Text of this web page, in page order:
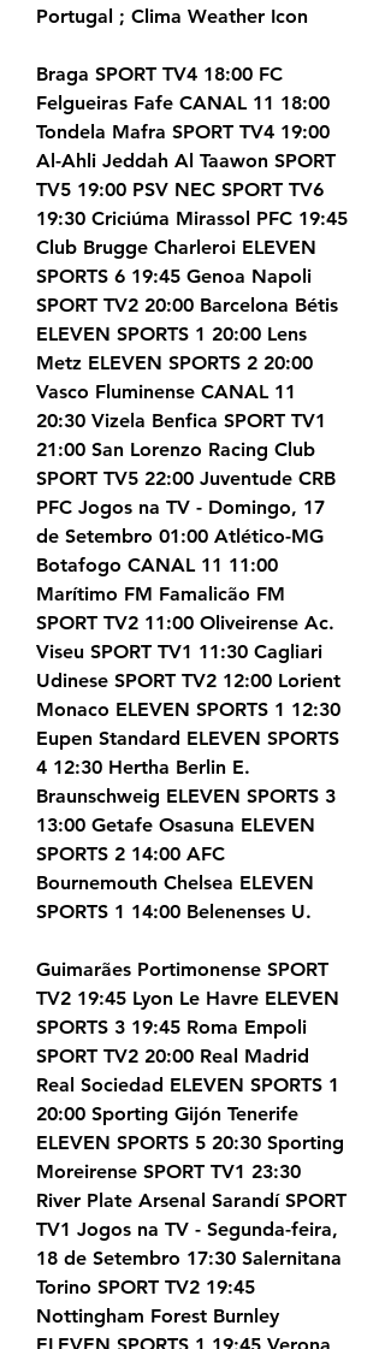
Portugal ; Clima Weather Icon
Braga SPORT TV4 18:00 FC
Felgueiras Fafe CANAL 11 18:00
Tondela Mafra SPORT TV4 19:00
Al-Ahli Jeddah Al Taawon SPORT
TV5 19:00 PSV NEC SPORT TV6
19:30 Criciúma Mirassol PFC 19:45
Club Brugge Charleroi ELEVEN
SPORTS 6 19:45 Genoa Napoli
SPORT TV2 20:00 Barcelona Bétis
ELEVEN SPORTS 1 20:00 Lens
Metz ELEVEN SPORTS 2 20:00
Vasco Fluminense CANAL 11
20:30 Vizela Benfica SPORT TV1
21:00 San Lorenzo Racing Club
SPORT TV5 22:00 Juventude CRB
PFC Jogos na TV - Domingo, 17
de Setembro 01:00 Atlético-MG
Botafogo CANAL 11 11:00
Marítimo FM Famalicão FM
SPORT TV2 11:00 Oliveirense Ac.
Viseu SPORT TV1 11:30 Cagliari
Udinese SPORT TV2 12:00 Lorient
Monaco ELEVEN SPORTS 1 12:30
Eupen Standard ELEVEN SPORTS
4 12:30 Hertha Berlin E.
Braunschweig ELEVEN SPORTS 3
13:00 Getafe Osasuna ELEVEN
SPORTS 2 14:00 AFC
Bournemouth Chelsea ELEVEN
SPORTS 1 14:00 Belenenses U.
Guimarães Portimonense SPORT
TV2 19:45 Lyon Le Havre ELEVEN
SPORTS 3 19:45 Roma Empoli
SPORT TV2 20:00 Real Madrid
Real Sociedad ELEVEN SPORTS 1
20:00 Sporting Gijón Tenerife
ELEVEN SPORTS 5 20:30 Sporting
Moreirense SPORT TV1 23:30
River Plate Arsenal Sarandí SPORT
TV1 Jogos na TV - Segunda-feira,
18 de Setembro 17:30 Salernitana
Torino SPORT TV2 19:45
Nottingham Forest Burnley